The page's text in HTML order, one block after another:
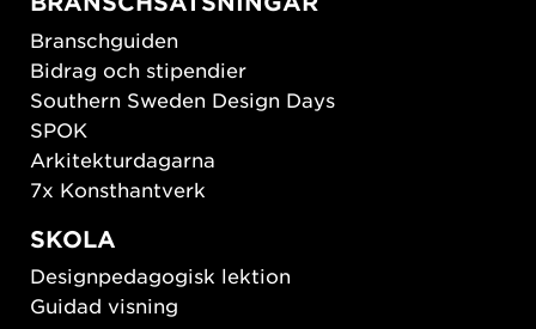
Branschguiden
Bidrag och stipendier
Southern Sweden Design Days
SPOK
Arkitekturdagarna
7x Konsthantverk
SKOLA
Designpedagogisk lektion
Guidad visning